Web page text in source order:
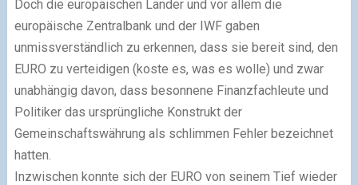
Doch die europäischen Länder und vor allem die
europäische Zentralbank und der IWF gaben
unmissverständlich zu erkennen, dass sie bereit sind, den
EURO zu verteidigen (koste es, was es wolle) und zwar
unabhängig davon, dass besonnene Finanzfachleute und
Politiker das ursprüngliche Konstrukt der
Gemeinschaftswährung als schlimmen Fehler bezeichnet
hatten.
Inzwischen konnte sich der EURO von seinem Tief wieder